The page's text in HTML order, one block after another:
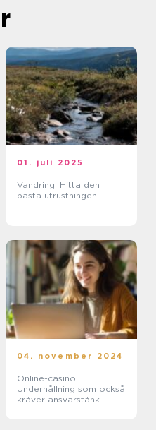
01. juli 2025
Vandring: Hitta den
bästa utrustningen
04. november 2024
Online-casino:
Underhållning som också
kräver ansvarstänk